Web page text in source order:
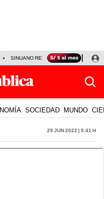
SINUANO RESULTADOS HOY
SOCIEDAD MUNDO
29 Jun 2022 | 5:41 h